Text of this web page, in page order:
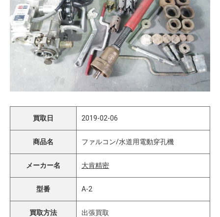
買取日 2019-02-06
商品名 ファルコン/水道用電動穿孔機
メーカー名 大肯精密
型番 A-2
買取方法 出張買取